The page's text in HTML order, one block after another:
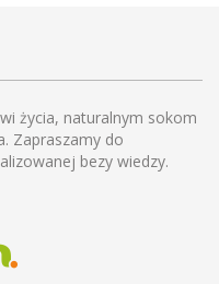
życia, naturalnym sokom
Zapraszamy do
bezy wiedzy.